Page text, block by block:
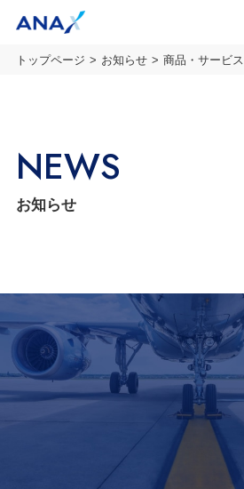
トップページ お知らせ 商品・サービス
NEWS
お知らせ